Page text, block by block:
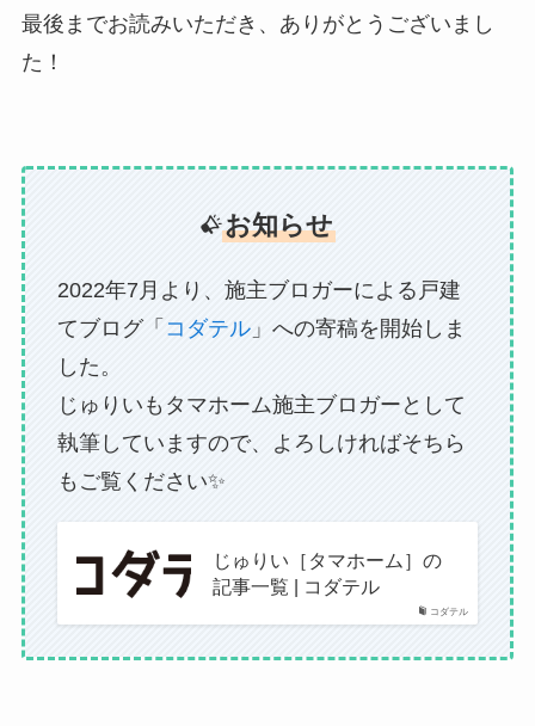
最後までお読みいただき、ありがとうございまし
た！
お知らせ
2022年7月より、施主ブロガーによる戸建
てブログ「 コダテル」への寄稿を開始しま
した。
じゅりいもタマホーム施主ブロガーとして
執筆していますので、よろしければそちら
もご覧ください✨
コダテル
じゅりい［タマホーム］の
記事一覧 | コダテル